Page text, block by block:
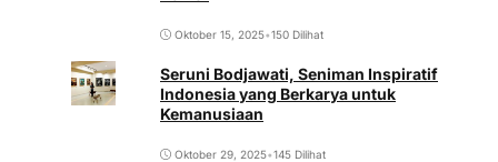
Oktober 15, 2025•150 Dilihat
Seruni Bodjawati, Seniman Inspiratif
Indonesia yang Berkarya untuk
Kemanusiaan
Oktober 29, 2025•145 Dilihat